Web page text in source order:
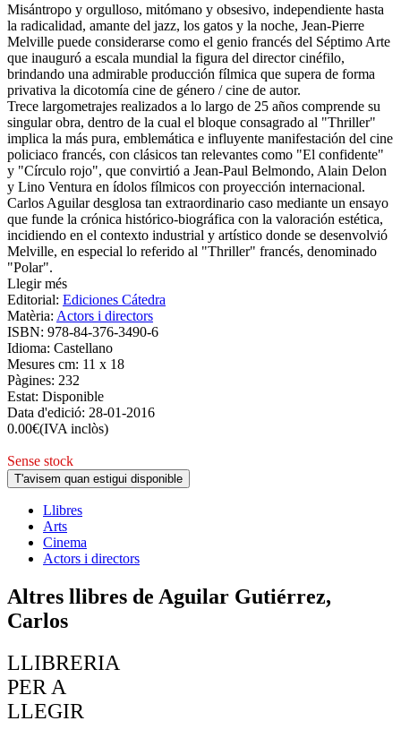
Misántropo y orgulloso, mitómano y obsesivo, independiente hasta
la radicalidad, amante del jazz, los gatos y la noche, Jean-Pierre
Melville puede considerarse como el genio francés del Séptimo Arte
que inauguró a escala mundial la figura del director cinéfilo,
brindando una admirable producción fílmica que supera de forma
privativa la dicotomía cine de género / cine de autor.
Trece largometrajes realizados a lo largo de 25 años comprende su
singular obra, dentro de la cual el bloque consagrado al "Thriller"
implica la más pura, emblemática e influyente manifestación del cine
policiaco francés, con clásicos tan relevantes como "El confidente"
y "Círculo rojo", que convirtió a Jean-Paul Belmondo, Alain Delon
y Lino Ventura en ídolos fílmicos con proyección internacional.
Carlos Aguilar desglosa tan extraordinario caso mediante un ensayo
que funde la crónica histórico-biográfica con la valoración estética,
incidiendo en el contexto industrial y artístico donde se desenvolvió
Melville, en especial lo referido al "Thriller" francés, denominado
"Polar".
Llegir més
Editorial: Ediciones Cátedra
Matèria: Actors i directors
ISBN: 978-84-376-3490-6
Idioma: Castellano
Mesures cm: 11 x 18
Pàgines: 232
Estat: Disponible
Data d'edició: 28-01-2016
0.00€(IVA inclòs)
Sense stock
T'avisem quan estigui disponible
Llibres
Arts
Cinema
Actors i directors
Altres llibres de Aguilar Gutiérrez,
Carlos
LLIBRERIA
PER A
LLEGIR